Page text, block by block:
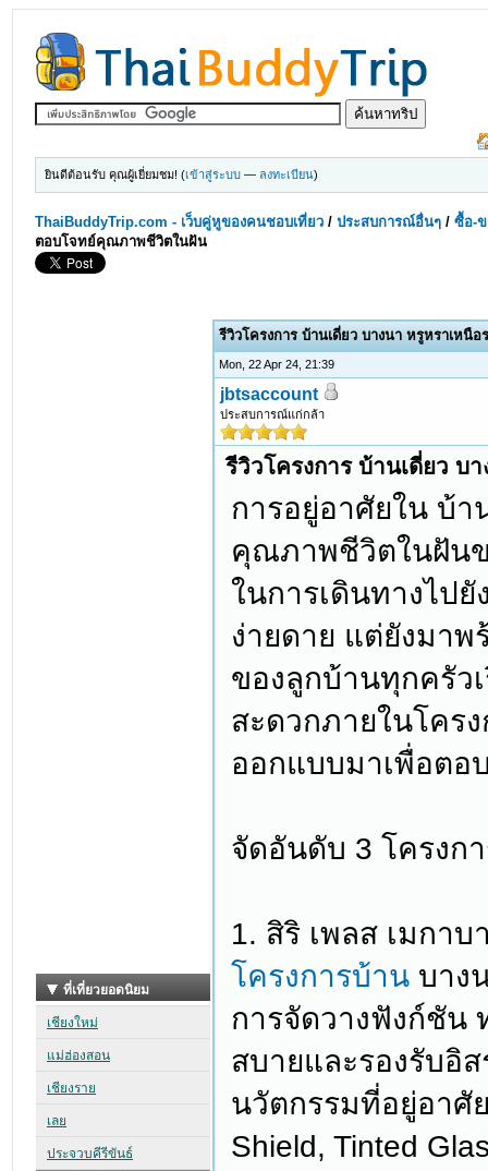
ยินดีต้อนรับ คุณผู้เยี่ยมชม! (เข้าสู่ระบบ — ลงทะเบียน)
ThaiBuddyTrip.com - เว็บคู่หูของคนชอบเที่ยว /ประสบการณ์อื่นๆ /ซื้อ-ข
ตอบโจทย์คุณภาพชีวิตในฝัน
รีวิวโครงการ บ้านเดี่ยว บางนา หรูหราเห
Mon, 22 Apr 24, 21:39
jbtsaccount
ประสบการณ์แก่กล้า
รีวิวโครงการ บ้านเดี่ยว
การอยู่อาศัยใน บ้า
คุณภาพชีวิตในฝันข
ในการเดินทางไป
ง่ายดาย แต่ยังมา
ของลูกบ้านทุกครัว
สะดวกภายในโคร
ออกแบบมาเพื่อตอ
จัดอันดับ 3 โครงก
1. สิริ เพลส เมกา
โครงการบ้าน บาง
การจัดวางฟังก์ชัน
สบายและรองรับอิ
นวัตกรรมที่อยู่อาศั
Shield, Tinted